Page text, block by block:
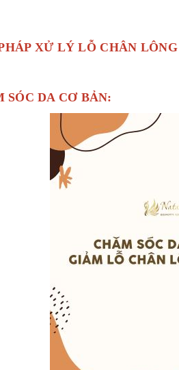
XỬ LÝ LỖ CHÂN
SÓC DA CƠ BẢN: